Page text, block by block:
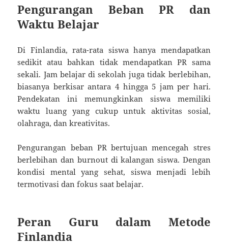
Pengurangan Beban PR dan
Waktu Belajar
Di Finlandia, rata-rata siswa hanya mendapatkan
sedikit atau bahkan tidak mendapatkan PR sama
sekali. Jam belajar di sekolah juga tidak berlebihan,
biasanya berkisar antara 4 hingga 5 jam per hari.
Pendekatan ini memungkinkan siswa memiliki
waktu luang yang cukup untuk aktivitas sosial,
olahraga, dan kreativitas.
Pengurangan beban PR bertujuan mencegah stres
berlebihan dan burnout di kalangan siswa. Dengan
kondisi mental yang sehat, siswa menjadi lebih
termotivasi dan fokus saat belajar.
Peran Guru dalam Metode
Finlandia